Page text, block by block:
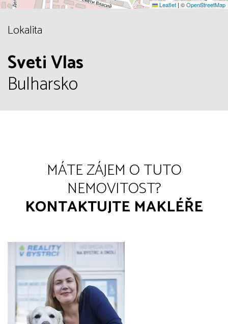
Leaflet | ©OpenStreetMap
Lokalita
Sveti Vlas
Bulharsko
MÁTE ZÁJEM O TUTO
NEMOVITOST?
KONTAKTUJTE MAKLÉŘE